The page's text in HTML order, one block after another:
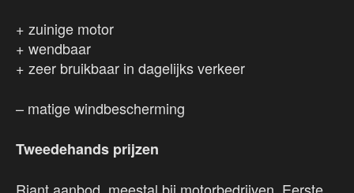
+ zuinige motor
+ wendbaar
+ zeer bruikbaar in dagelijks verkeer
– matige windbescherming
Tweedehands prijzen